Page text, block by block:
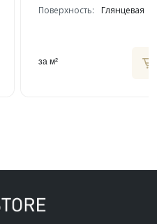
Поверхность:
Глянцевая
за м²